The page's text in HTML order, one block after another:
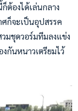
ต้องได้เล่นกลาง
ศก็จะเป็นอุปสรรค
มชุดวอร์มทีมลงแข่ง
กันหนาวเตรียมไว้